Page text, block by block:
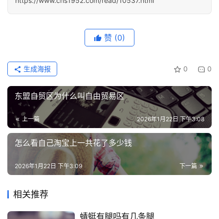
赞 (0)
0 0
生成海报
东盟自贸区为什么叫自由贸易区
上一篇 2026年1月22日 下午3:08
怎么看自己淘宝上一共花了多少钱
下一篇
2026年1月22日 下午3:09
相关推荐
蜻蜓有腿吗有几条腿